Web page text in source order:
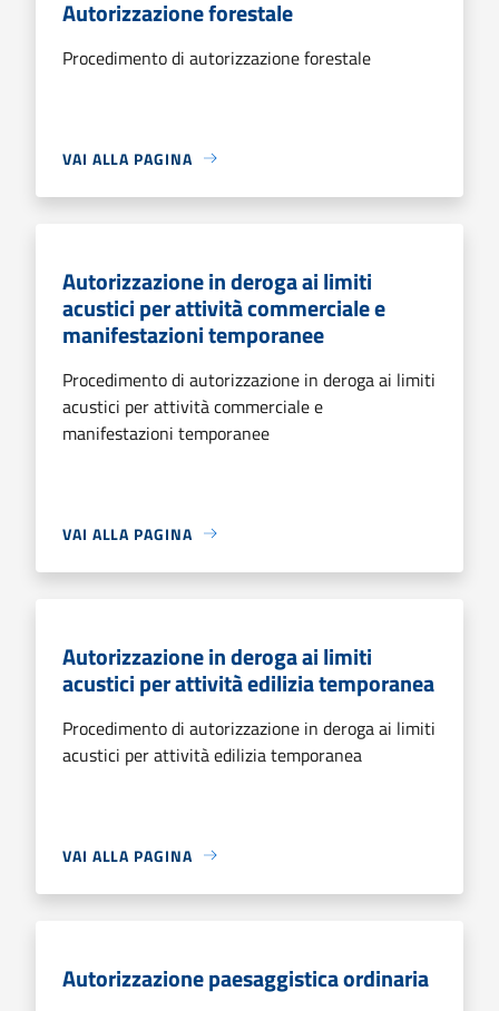
Autorizzazione forestale
Procedimento di autorizzazione forestale
VAI ALLA PAGINA
Autorizzazione in deroga ai limiti
acustici per attività commerciale e
manifestazioni temporanee
Procedimento di autorizzazione in deroga ai limiti
acustici per attività commerciale e
manifestazioni temporanee
VAI ALLA PAGINA
Autorizzazione in deroga ai limiti
acustici per attività edilizia temporanea
Procedimento di autorizzazione in deroga ai limiti
acustici per attività edilizia temporanea
VAI ALLA PAGINA
Autorizzazione paesaggistica ordinaria